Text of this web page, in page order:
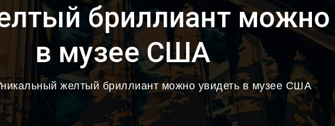
бриллиант можно
в музее США
желтый бриллиант можно увидеть в музее США